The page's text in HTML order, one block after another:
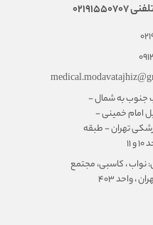
جنوب به شمال -
امام خمینی -
تهران - طبقه
نواب ، کاسبی، مجتمع
، واحد ۴۰۳